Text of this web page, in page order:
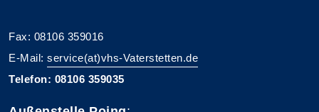
Fax: 08106 359016
E-Mail: service(at)vhs-Vaterstetten.de
Telefon: 08106 359035